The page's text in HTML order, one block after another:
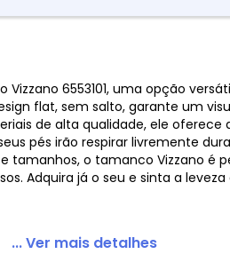
6553101, uma opção
flat, sem salto, garante um
de alta qualidade, ele oferece
pés irão respirar livremente
tamanhos, o tamanco Vizzano é
Adquira já o seu e sinta a
... Ver mais detalhes